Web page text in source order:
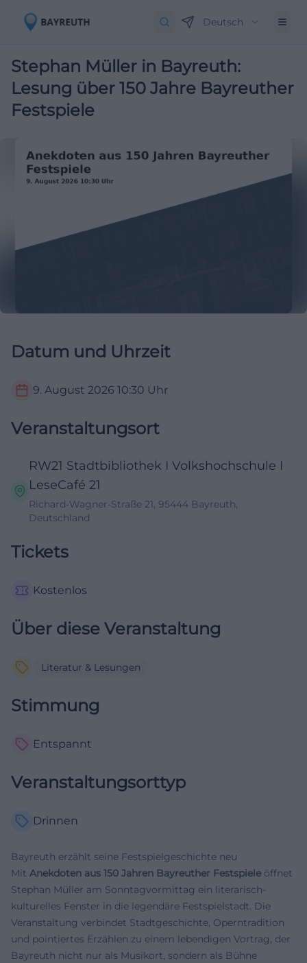
Deutsch
Stephan Müller in Bayreuth:
Lesung über 150 Jahre Bayreuther
Festspiele
Datum und Uhrzeit
9. August 2026 10:30 Uhr
Veranstaltungsort
RW21 Stadtbibliothek I Volkshochschule I
LeseCafé 21
Richard-Wagner-Straße 21, 95444 Bayreuth,
Deutschland
Tickets
Kostenlos
Über diese Veranstaltung
Literatur & Lesungen
Stimmung
Entspannt
Veranstaltungsorttyp
Drinnen
Bayreuth erzählt seine Festspielgeschichte neu
Mit Anekdoten aus 150 Jahren Bayreuther Festspiele öffnet
Stephan Müller am Sonntagvormittag ein literarisch-
kulturelles Fenster in die legendäre Festspielstadt. Die
Veranstaltung verbindet Stadtgeschichte, Operntradition
und pointiertes Erzählen zu einem lebendigen Vortrag, der
Bayreuth nicht nur als Musikort, sondern als Bühne